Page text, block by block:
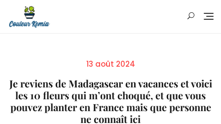
content
Posted
13 août 2024
Je reviens de Madagascar en vacances et voici
les 10 fleurs qui m’ont choqué, et que vous
pouvez planter en France mais que personne
ne connaît ici